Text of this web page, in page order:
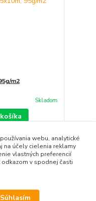
m2
Skladom
(17)
webu, analytické
na účely cielenia reklamy
vlastných preferencií
v spodnej časti
Súhlasím